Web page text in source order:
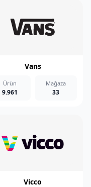
Vans
Ürün
9.961
Mağaza
33
Vicco